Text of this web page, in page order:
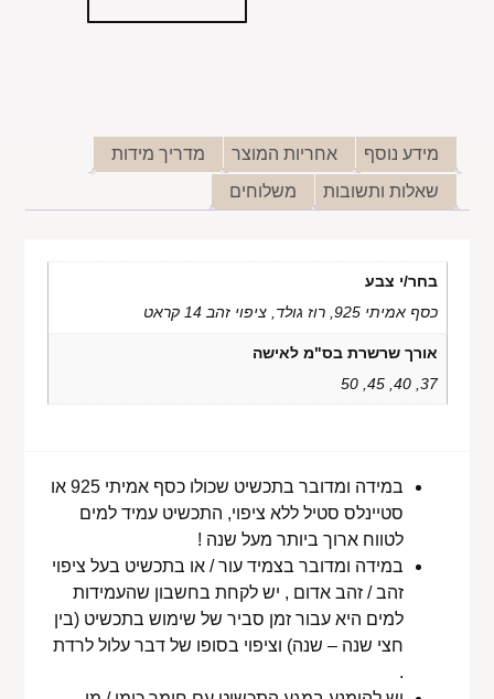
מידע נוסף אחריות המוצר
מדריך מידות
שאלות ותשובות
משלוחים
בחר/י צבע
כסף אמיתי 925, רוז גולד, ציפוי זהב 14 קראט
אורך שרשרת בס"מ לאישה
37, 40, 45, 50
במידה ומדובר בתכשיט שכולו כסף אמיתי 925 או
סטיינלס סטיל ללא ציפוי, התכשיט עמיד למים
לטווח ארוך ביותר מעל שנה !
במידה ומדובר בצמיד עור / או בתכשיט בעל ציפוי
זהב / זהב אדום , יש לקחת בחשבון שהעמידות
למים היא עבור זמן סביר של שימוש בתכשיט (בין
חצי שנה – שנה) וציפוי בסופו של דבר עלול לרדת
.